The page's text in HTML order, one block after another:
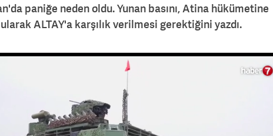
paniğe neden oldu. Yunan basını, Atina hükümetine
ALTAY'a karşılık verilmesi gerektiğini yazdı.